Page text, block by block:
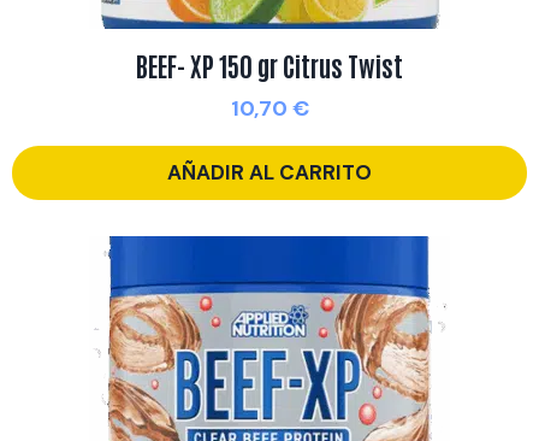
BEEF- XP 150 gr Citrus Twist
10,70 €
AÑADIR AL CARRITO